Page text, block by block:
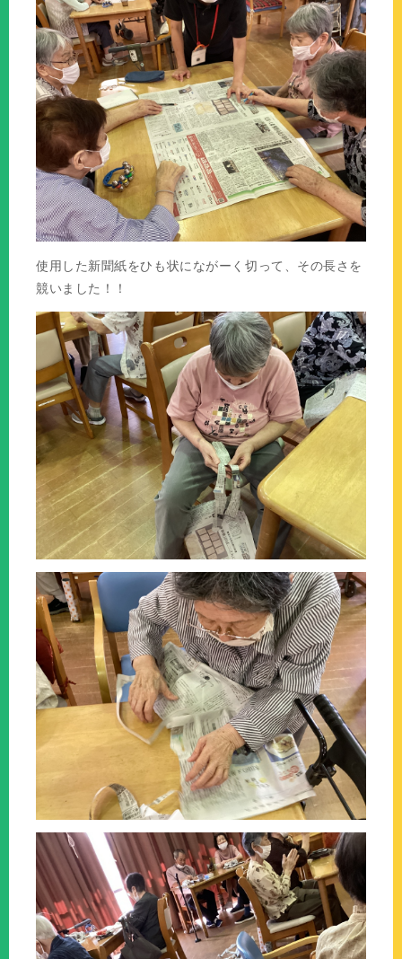
使用した新聞紙をひも状にながーく切って、その長さを
競いました！！